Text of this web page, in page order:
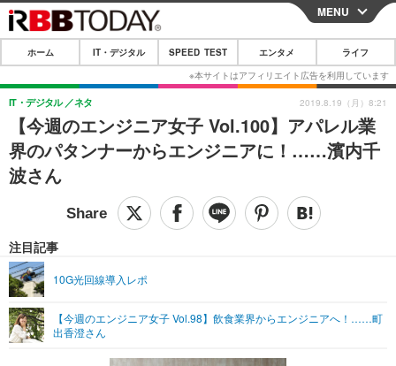
CLOSE
ホーム
IT・デジタル
IT・デジタルTOP スマートフォン
ショッピング その他
SPEED TEST
エンタメ
エンタメTOP 映画・ドラマ
音楽
グラビア ブログ
ペット
その他
リリース一覧
プッシュ通知の停止方法
MENU
ホーム IT・デジタル SPEED TEST エンタメ ライフ
【今週のエンジニア女子 Vol.100】アパレル業
界のパタンナーからエンジニアに！……濱内千
波さん
IT・デジタル ネタ
注目記事
10G光回線導入レポ
【今週のエンジニア女子 Vol.98】飲食業界からエンジニアへ！……町
出香澄さん
2019.8.19（月）8:21